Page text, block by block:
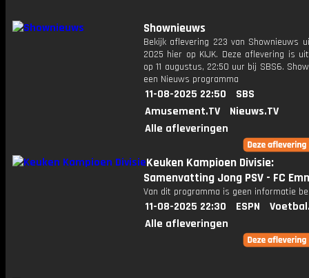
Shownieuws
Bekijk aflevering 223 van Shownieuws
2025 hier op KIJK. Deze aflevering is
op 11 augustus, 22:50 uur bij SBS6.
een Nieuws programma
11-08-2025 22:50
SBS
Amusement.TV
Nieuws.TV
Alle afleveringen
Keuken Kampioen Divisie:
Samenvatting Jong PSV - FC
Van dit programma is geen informatie
11-08-2025 22:30 ESPN
Alle afleveringen